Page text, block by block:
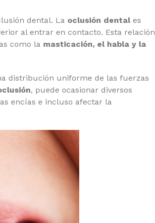
dental. La oclusión dentales
al entrar en contacto. Esta relación
como la masticación, el habla y la
distribución uniforme de las fuerzas
, puede ocasionar diversos
encías e incluso afectar la